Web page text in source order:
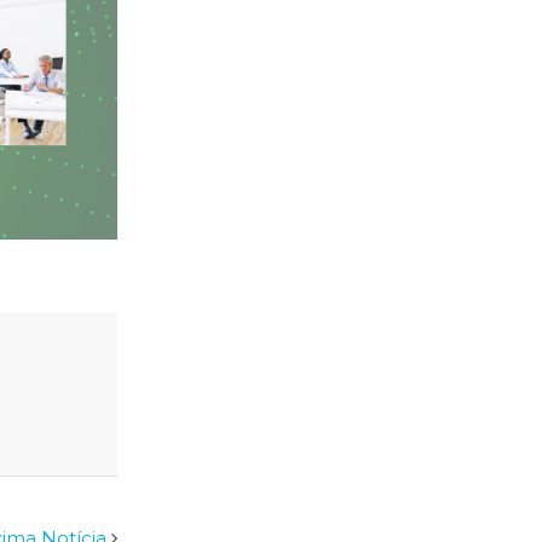
Notícia